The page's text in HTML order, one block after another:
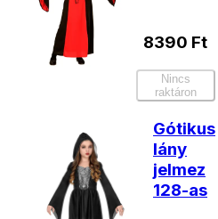
8390 Ft
Nincs
raktáron
Gótikus
lány
jelmez
128-as